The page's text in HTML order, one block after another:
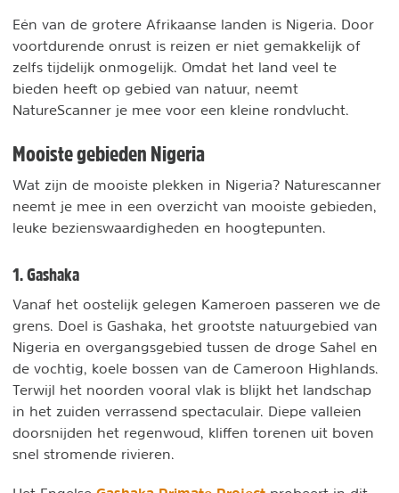
Eén van de grotere Afrikaanse landen is Nigeria. Door
voortdurende onrust is reizen er niet gemakkelijk of
zelfs tijdelijk onmogelijk. Omdat het land veel te
bieden heeft op gebied van natuur, neemt
NatureScanner je mee voor een kleine rondvlucht.
Mooiste gebieden Nigeria
Wat zijn de mooiste plekken in Nigeria? Naturescanner
neemt je mee in een overzicht van mooiste gebieden,
leuke bezienswaardigheden en hoogtepunten.
1. Gashaka
Vanaf het oostelijk gelegen Kameroen passeren we de
grens. Doel is Gashaka, het grootste natuurgebied van
Nigeria en overgangsgebied tussen de droge Sahel en
de vochtig, koele bossen van de Cameroon Highlands.
Terwijl het noorden vooral vlak is blijkt het landschap
in het zuiden verrassend spectaculair. Diepe valleien
doorsnijden het regenwoud, kliffen torenen uit boven
snel stromende rivieren.